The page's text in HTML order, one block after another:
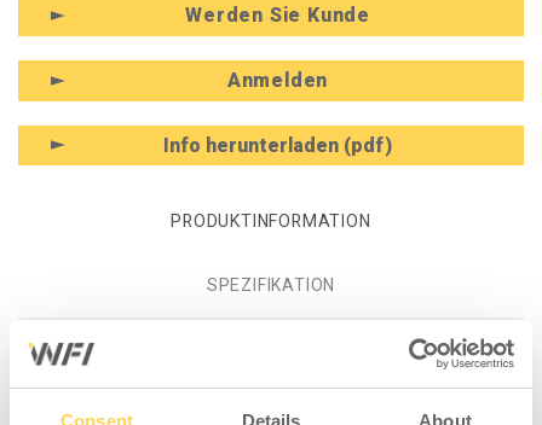
Consent Details About
Werden Sie Kunde
Anmelden
Info herunterladen (pdf)
PRODUKTINFORMATION
SPEZIFIKATION
Produktinformation -
Schubladeneinteilung